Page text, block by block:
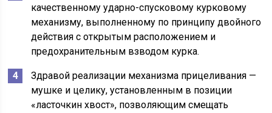
качественному ударно-спусковому курковому
механизму, выполненному по принципу двойного
действия с открытым расположением и
предохранительным взводом курка.
Здравой реализации механизма прицеливания —
мушке и целику, установленным в позиции
«ласточкин хвост», позволяющим смещать